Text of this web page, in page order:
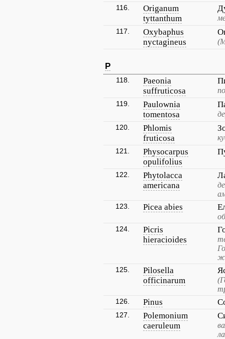
116.
Origanum
tyttanthum
117.
Oxybaphus
nyctagineus
P
118.
Paeonia
suffruticosa
119.
Paulownia
tomentosa
120.
Phlomis
fruticosa
121.
Physocarpus
opulifolius
122.
Phytolacca
americana
123. Picea abies
124.
Picris
hieracioides
125.
Pilosella
officinarum
126. Pinus
127.
Polemonium
caeruleum